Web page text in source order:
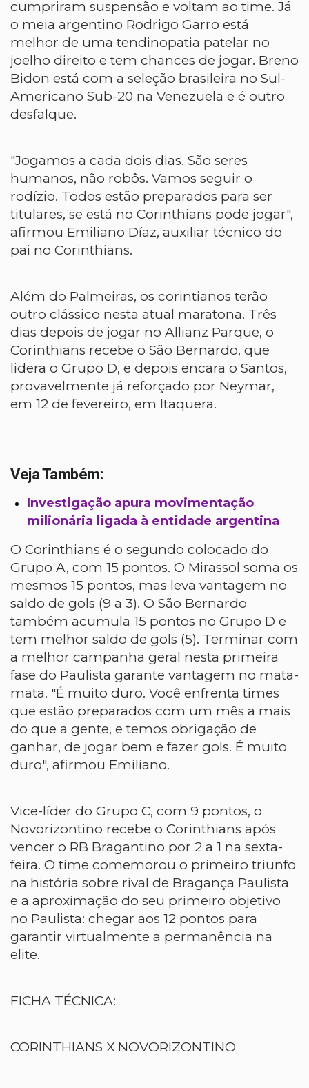
cumpriram suspensão e voltam ao time. Já
o meia argentino Rodrigo Garro está
melhor de uma tendinopatia patelar no
joelho direito e tem chances de jogar. Breno
Bidon está com a seleção brasileira no Sul-
Americano Sub-20 na Venezuela e é outro
desfalque.
"Jogamos a cada dois dias. São seres
humanos, não robôs. Vamos seguir o
rodízio. Todos estão preparados para ser
titulares, se está no Corinthians pode jogar",
afirmou Emiliano Díaz, auxiliar técnico do
pai no Corinthians.
Além do Palmeiras, os corintianos terão
outro clássico nesta atual maratona. Três
dias depois de jogar no Allianz Parque, o
Corinthians recebe o São Bernardo, que
lidera o Grupo D, e depois encara o Santos,
provavelmente já reforçado por Neymar,
em 12 de fevereiro, em Itaquera.
Veja Também:
Investigação apura movimentação
milionária ligada à entidade argentina
O Corinthians é o segundo colocado do
Grupo A, com 15 pontos. O Mirassol soma os
mesmos 15 pontos, mas leva vantagem no
saldo de gols (9 a 3). O São Bernardo
também acumula 15 pontos no Grupo D e
tem melhor saldo de gols (5). Terminar com
a melhor campanha geral nesta primeira
fase do Paulista garante vantagem no mata-
mata. "É muito duro. Você enfrenta times
que estão preparados com um mês a mais
do que a gente, e temos obrigação de
ganhar, de jogar bem e fazer gols. É muito
duro", afirmou Emiliano.
Vice-líder do Grupo C, com 9 pontos, o
Novorizontino recebe o Corinthians após
vencer o RB Bragantino por 2 a 1 na sexta-
feira. O time comemorou o primeiro triunfo
na história sobre rival de Bragança Paulista
e a aproximação do seu primeiro objetivo
no Paulista: chegar aos 12 pontos para
garantir virtualmente a permanência na
elite.
FICHA TÉCNICA:
CORINTHIANS X NOVORIZONTINO